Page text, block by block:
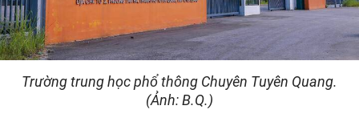
Trường trung học phổ thông Chuyên Tuyên Quang.
(Ảnh: B.Q.)